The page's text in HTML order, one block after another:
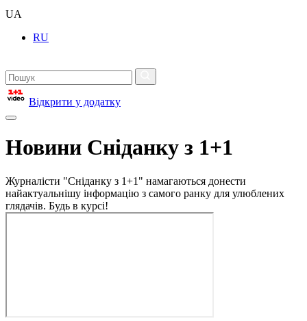
UA
RU
Відкрити у додатку
Новини Сніданку з 1+1
Журналісти "Сніданку з 1+1" намагаються донести
найактуальнішу інформацію з самого ранку для улюблених
глядачів. Будь в курсі!